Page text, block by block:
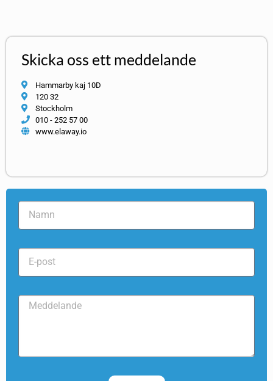
Skicka oss ett meddelande
Hammarby kaj 10D
120 32
Stockholm
010 - 252 57 00
www.elaway.io